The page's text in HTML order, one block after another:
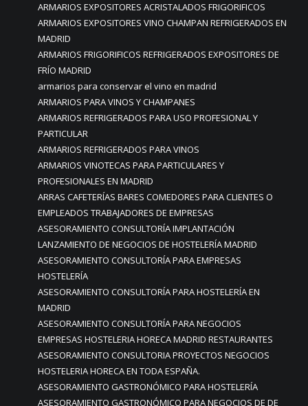
ARMARIOS EXPOSITORES ACRISTALADOS FRIGORIFICOS
ARMARIOS EXPOSITORES VINO CHAMPAN REFRIGERADOS EN
MADRID
ARMARIOS FRIGORIFICOS REFRIGERADOS EXPOSITORES DE
FRÍO MADRID
armarios para conservar el vino en madrid
ARMARIOS PARA VINOS Y CHAMPANES
ARMARIOS REFRIGERADOS PARA USO PROFESIONAL Y
PARTICULAR
ARMARIOS REFRIGERADOS PARA VINOS
ARMARIOS VINOTECAS PARA PARTICULARES Y
PROFESIONALES EN MADRID
ARRAS CAFETERÍAS BARES COMEDORES PARA CLIENTES O
EMPLEADOS TRABAJADORES DE EMPRESAS
ASESORAMIENTO CONSULTORÍA IMPLANTACIÓN
LANZAMIENTO DE NEGOCIOS DE HOSTELERÍA MADRID
ASESORAMIENTO CONSULTORÍA PARA EMPRESAS
HOSTELERÍA
ASESORAMIENTO CONSULTORÍA PARA HOSTELERÍA EN
MADRID
ASESORAMIENTO CONSULTORÍA PARA NEGOCIOS
EMPRESAS HOSTELERIA HORECA MADRID RESTAURANTES
ASESORAMIENTO CONSULTORIA PROYECTOS NEGOCIOS
HOSTELERIA HORECA EN TODA ESPAÑA.
ASESORAMIENTO GASTRONÓMICO PARA HOSTELERÍA
ASESORAMIENTO GASTRONÓMICO PARA NEGOCIOS DE DE